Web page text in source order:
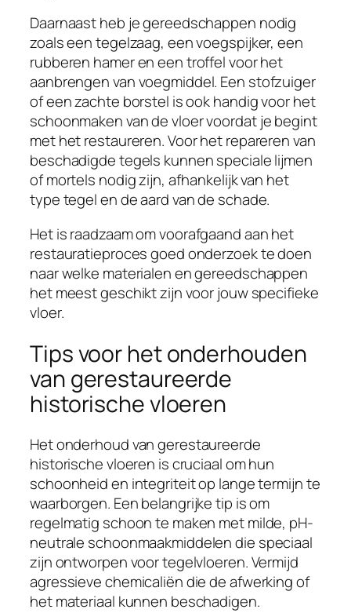
Daarnaast heb je gereedschappen nodig
zoals een tegelzaag, een voegspijker, een
rubberen hamer en een troffel voor het
aanbrengen van voegmiddel. Een stofzuiger
of een zachte borstel is ook handig voor het
schoonmaken van de vloer voordat je begint
met het restaureren. Voor het repareren van
beschadigde tegels kunnen speciale lijmen
of mortels nodig zijn, afhankelijk van het
type tegel en de aard van de schade.
Het is raadzaam om voorafgaand aan het
restauratieproces goed onderzoek te doen
naar welke materialen en gereedschappen
het meest geschikt zijn voor jouw specifieke
vloer.
Tips voor het onderhouden
van gerestaureerde
historische vloeren
Het onderhoud van gerestaureerde
historische vloeren is cruciaal om hun
schoonheid en integriteit op lange termijn te
waarborgen. Een belangrijke tip is om
regelmatig schoon te maken met milde, pH-
neutrale schoonmaakmiddelen die speciaal
zijn ontworpen voor tegelvloeren. Vermijd
agressieve chemicaliën die de afwerking of
het materiaal kunnen beschadigen.